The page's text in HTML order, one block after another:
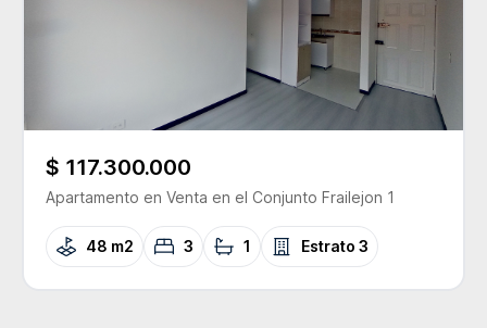
$ 117.300.000
Apartamento en Venta en el Conjunto Frailejon 1
48 m2 3 1 Estrato 3